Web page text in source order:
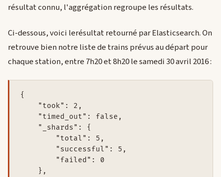
résultat connu, l'aggrégation regroupe les résultats.
Ci-dessous, voici lerésultat retourné par Elasticsearch. On
retrouve bien notre liste de trains prévus au départ pour
chaque station, entre 7h20 et 8h20 le samedi 30 avril 2016 :
{
    "took": 2,
    "timed_out": false,
    "_shards": {
        "total": 5,
        "successful": 5,
        "failed": 0
    },